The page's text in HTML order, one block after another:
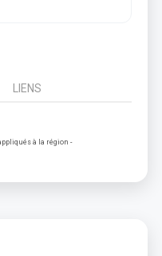
LIENS
à la région -